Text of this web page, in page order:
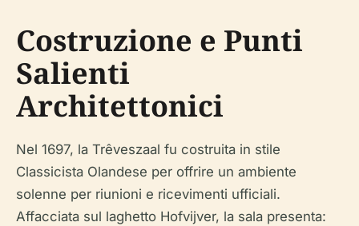
Costruzione e Punti
Salienti
Architettonici
Nel 1697, la Trêveszaal fu costruita in stile
Classicista Olandese per offrire un ambiente
solenne per riunioni e ricevimenti ufficiali.
Affacciata sul laghetto Hofvijver, la sala presenta: